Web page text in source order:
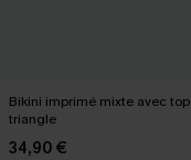
Bikini imprimé mixte avec top
triangle
34,90 €